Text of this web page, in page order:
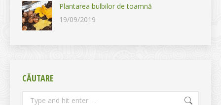
Plantarea bulbilor de toamnă
19/09/2019
CĂUTARE
Search: